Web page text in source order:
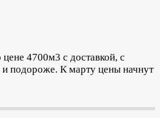
4700м3 с доставкой, с
подороже. К марту цены начнут